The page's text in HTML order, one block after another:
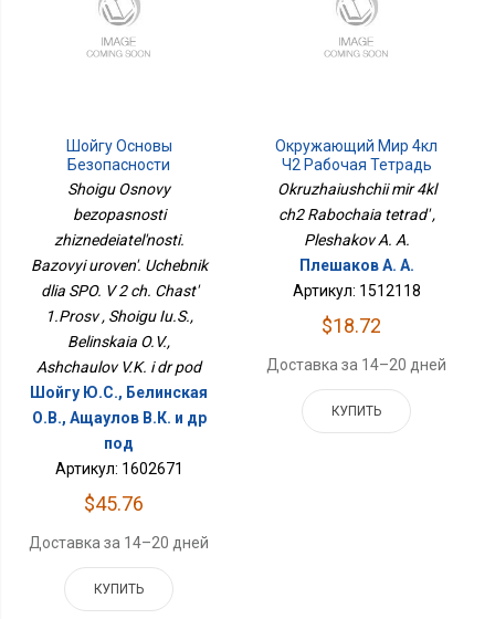
Шойгу Основы
Безопасности
Жизнедеятельности.
Базовый Уровень.
Учебник Для СПО. В 2 Ч.
Часть 1.Просв
Shoigu Osnovy
bezopasnosti
zhiznedeiatel'nosti.
Bazovyi uroven'. Uchebnik
dlia SPO. V 2 ch. Chast'
1.Prosv , Shoigu Iu.S.,
Belinskaia O.V.,
Ashchaulov V.K. i dr pod
Шойгу Ю.С., Белинская
О.В., Ащаулов В.К. и др
под
Артикул: 1602671
$45.76
Доставка за 14–20 дней
КУПИТЬ
Окружающий Мир 4кл
Ч2 Рабочая Тетрадь
Okruzhaiushchii mir 4kl
ch2 Rabochaia tetrad' ,
Pleshakov A. A.
Плешаков А. А.
Артикул: 1512118
$18.72
Доставка за 14–20 дней
КУПИТЬ